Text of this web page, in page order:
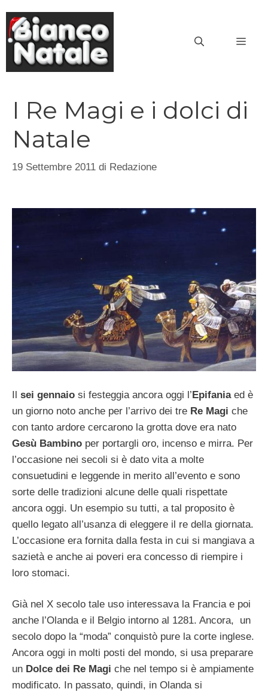
contenuto
I Re Magi e i dolci di
Natale
19 Settembre 2011 di Redazione
Il sei gennaio si festeggia ancora oggi l’Epifaniaed è
un giorno noto anche per l’arrivo dei tre Re Magi che
con tanto ardore cercarono la grotta dove era nato
Gesù Bambino per portargli oro, incenso e mirra. Per
l’occasione nei secoli si è dato vita a molte
consuetudini e leggende in merito all’evento e sono
sorte delle tradizioni alcune delle quali rispettate
ancora oggi. Un esempio su tutti, a tal proposito è
quello legato all’usanza di eleggere il re della giornata.
L’occasione era fornita dalla festa in cui si mangiava a
sazietà e anche ai poveri era concesso di riempire i
loro stomaci.
Già nel X secolo tale uso interessava la Francia e poi
anche l’Olanda e il Belgio intorno al 1281. Ancora, un
secolo dopo la “moda” conquistò pure la corte inglese.
Ancora oggi in molti posti del mondo, si usa preparare
un Dolce dei Re Magi che nel tempo si è ampiamente
modificato. In passato, quindi, in Olanda si